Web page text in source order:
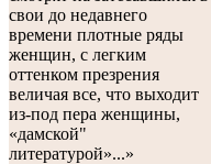
свои до недавнего
времени плотные ряды
женщин, с легким
оттенком презрения
величая все, что выходит
из-под пера женщины,
«дамской"
литературой»...»